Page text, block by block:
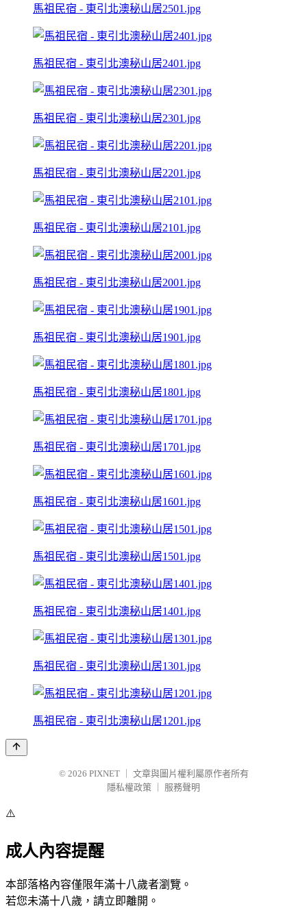
馬祖民宿 - 東引北澳秘山居2501.jpg
馬祖民宿 - 東引北澳秘山居2401.jpg
馬祖民宿 - 東引北澳秘山居2301.jpg
馬祖民宿 - 東引北澳秘山居2201.jpg
馬祖民宿 - 東引北澳秘山居2101.jpg
馬祖民宿 - 東引北澳秘山居2001.jpg
馬祖民宿 - 東引北澳秘山居1901.jpg
馬祖民宿 - 東引北澳秘山居1801.jpg
馬祖民宿 - 東引北澳秘山居1701.jpg
馬祖民宿 - 東引北澳秘山居1601.jpg
馬祖民宿 - 東引北澳秘山居1501.jpg
馬祖民宿 - 東引北澳秘山居1401.jpg
馬祖民宿 - 東引北澳秘山居1301.jpg
馬祖民宿 - 東引北澳秘山居1201.jpg
© 2026 PIXNET
文章與圖片權利屬原作者所有
隱私權政策
服務聲明
⚠️
成人內容提醒
本部落格內容僅限年滿十八歲者瀏覽。
若您未滿十八歲，請立即離開。